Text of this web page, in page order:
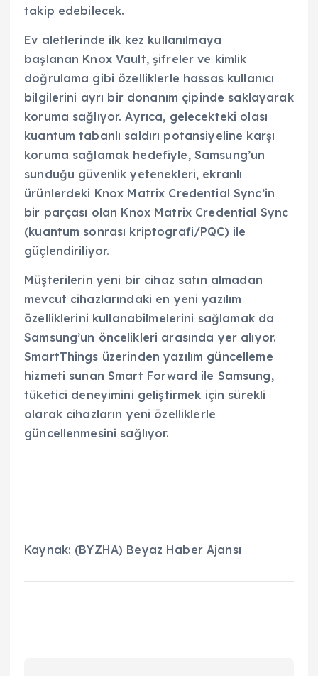
takip edebilecek.
Ev aletlerinde ilk kez kullanılmaya
başlanan Knox Vault, şifreler ve kimlik
doğrulama gibi özelliklerle hassas kullanıcı
bilgilerini ayrı bir donanım çipinde saklayarak
koruma sağlıyor. Ayrıca, gelecekteki olası
kuantum tabanlı saldırı potansiyeline karşı
koruma sağlamak hedefiyle, Samsung’un
sunduğu güvenlik yetenekleri, ekranlı
ürünlerdeki Knox Matrix Credential Sync’in
bir parçası olan Knox Matrix Credential Sync
(kuantum sonrası kriptografi/PQC) ile
güçlendiriliyor.
Müşterilerin yeni bir cihaz satın almadan
mevcut cihazlarındaki en yeni yazılım
özelliklerini kullanabilmelerini sağlamak da
Samsung’un öncelikleri arasında yer alıyor.
SmartThings üzerinden yazılım güncelleme
hizmeti sunan Smart Forward ile Samsung,
tüketici deneyimini geliştirmek için sürekli
olarak cihazların yeni özelliklerle
güncellenmesini sağlıyor.
Kaynak: (BYZHA) Beyaz Haber Ajansı